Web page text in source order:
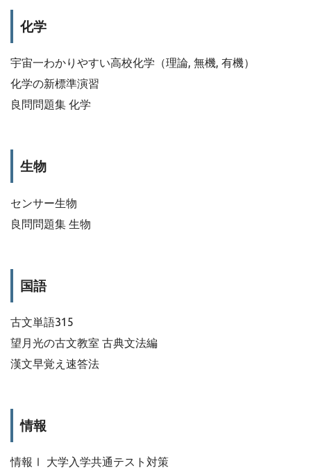
化学
宇宙一わかりやすい高校化学（理論, 無機, 有機）
化学の新標準演習
良問問題集 化学
生物
センサー生物
良問問題集 生物
国語
古文単語315
望月光の古文教室 古典文法編
漢文早覚え速答法
情報
情報Ⅰ 大学入学共通テスト対策